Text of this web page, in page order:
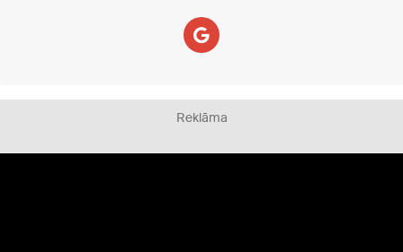
Reklāma